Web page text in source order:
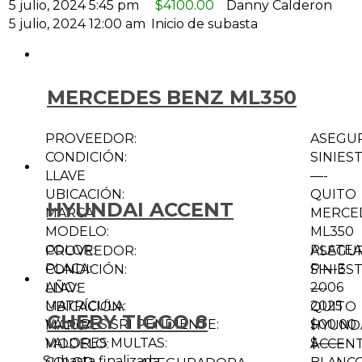
5 julio, 2024 5:45 pm
$4100.00
Danny Calderon
5 julio, 2024 12:00 am Inicio de subasta
MERCEDES BENZ ML350
PROVEEDOR:
CONDICIÓN:
LLAVE
—-
UBICACIÓN:
QUITO
MARCA:
MODELO:
ML350
COLOR:
PLACA:
P—-3
AÑO:
2006
MATRÍCULA:
2025
VALORES SRI PENDIENTE:
$00.00
VALORES MULTAS:
$——
HYUNDAI ACCENT
PROVEEDOR:
CONDICIÓN:
LLAVE
—-
UBICACIÓN:
QUITO
MARCA:
MODELO:
CHERY TIGGO 8